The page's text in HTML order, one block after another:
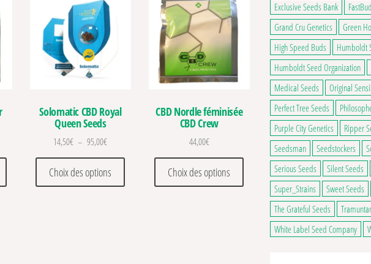
Les options peuvent être choisies sur la page du produit
Ce produit a plusieurs variations. Les options peuvent être choisies sur la page du produit
Solomatic CBD Royal
Queen Seeds
14,50€ – 95,00€Plage de prix : 14,50€ à 95,00€
Choix des options
Ce produit a plusieurs variations. Les options peuvent être choisies
CBD Nordle féminisée
CBD Crew
44,00€
Choix des options
Ce produit a plusieurs variations.
Exclusive Seeds Bank
Grand Cru Genetics
Green
High Speed Buds
Humboldt
Humboldt Seed Organization
Medical Seeds
Original
Perfect Tree Seeds
Purple City Genetics
Ripper
Seedsman
Seedstockers
Serious Seeds
Silent Seeds
Super_Strains
Sweet Seeds
The Grateful Seeds
White Label Seed Company